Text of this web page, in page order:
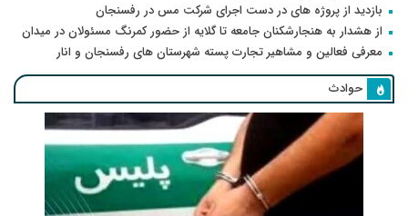
بازدید از پروژه های در دست اجرای شرکت مس در رفسنجان
از هشدار به هنجارشکنان جامعه تا گلایه از حضور کمرنگ مسئولان در میدان
معرفی فعالین و مشاهیر تجارت پسته شهرستان های رفسنجان و انار
حوادث